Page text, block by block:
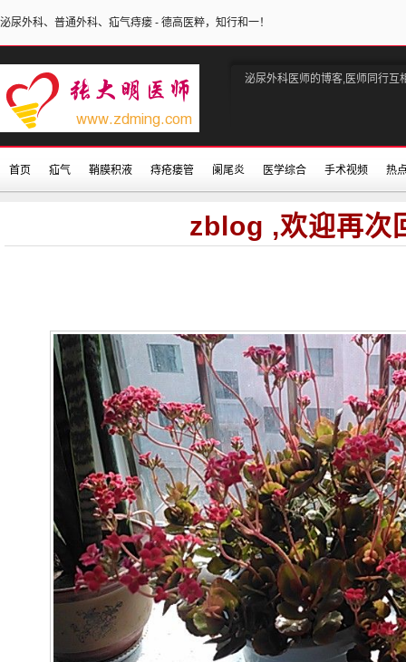
泌尿外科、普通外科、疝气痔瘘 - 德高医粹，知行和一！
泌尿外科医师的博客,医师同行互
首页 疝气 鞘膜积液 痔疮瘘管 阑尾炎 医学综合 手术视频 热
zblog ,欢迎再次